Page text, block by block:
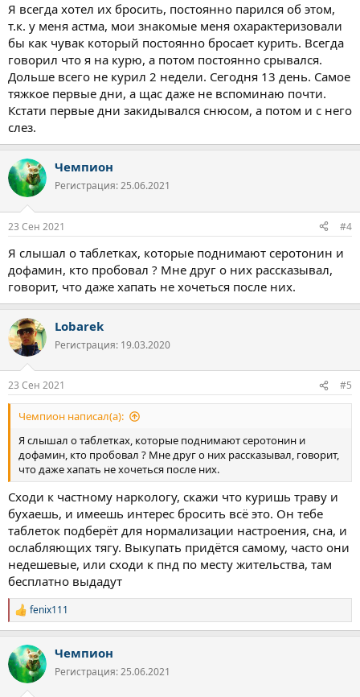
Я всегда хотел их бросить, постоянно парился об этом,
т.к. у меня астма, мои знакомые меня охарактеризовали
бы как чувак который постоянно бросает курить. Всегда
говорил что я на курю, а потом постоянно срывался.
Дольше всего не курил 2 недели. Сегодня 13 день. Самое
тяжкое первые дни, а щас даже не вспоминаю почти.
Кстати первые дни закидывался снюсом, а потом и с него
слез.
Чемпион
Регистрация: 25.06.2021
23 Сен 2021 #4
Я слышал о таблетках, которые поднимают серотонин и
дофамин, кто пробовал ? Мне друг о них рассказывал,
говорит, что даже хапать не хочеться после них.
Lobarek
Регистрация: 19.03.2020
23 Сен 2021 #5
Чемпион написал(а):
Я слышал о таблетках, которые поднимают серотонин и
дофамин, кто пробовал ? Мне друг о них рассказывал, говорит,
что даже хапать не хочеться после них.
Сходи к частному наркологу, скажи что куришь траву и
бухаешь, и имеешь интерес бросить всё это. Он тебе
таблеток подберёт для нормализации настроения, сна, и
ослабляющих тягу. Выкупать придётся самому, часто они
недешевые, или сходи к пнд по месту жительства, там
бесплатно выдадут
Р
е
к
ц
и
fenix111
Чемпион
Регистрация: 25.06.2021